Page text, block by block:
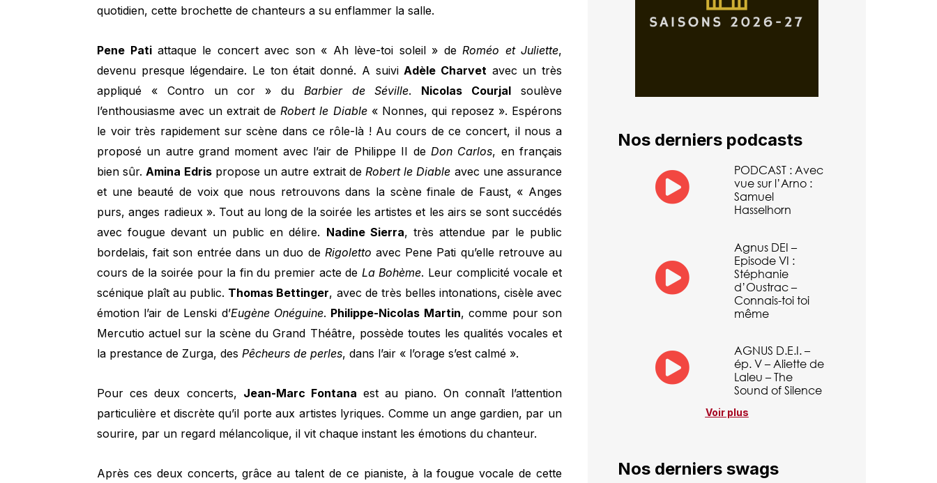
quotidien, cette brochette de chanteurs a su enflammer la salle.
Pene Patiattaque le concert avec son « Ah lève-toi soleil » deRoméo et Juliette,
devenu presque légendaire. Le ton était donné. A suiviAdèle Charvetavec un très
appliqué « Contro un cor » du Barbier de Séville. Nicolas Courjal soulève
l’enthousiasme avec un extrait deRobert le Diable« Nonnes, qui reposez ». Espérons
le voir très rapidement sur scène dans ce rôle-là ! Au cours de ce concert, il nous a
proposé un autre grand moment avec l’air de Philippe II de Don Carlos, en français
bien sûr.Amina Edrispropose un autre extrait de Robert le Diable avec une assurance
et une beauté de voix que nous retrouvons dans la scène finale de Faust, « Anges
purs, anges radieux ». Tout au long de la soirée les artistes et les airs se sont succédés
avec fougue devant un public en délire. Nadine Sierra, très attendue par le public
bordelais, fait son entrée dans un duo de Rigoletto avec Pene Pati qu’elle retrouve au
cours de la soirée pour la fin du premier acte de La Bohème. Leur complicité vocale et
scénique plaît au public. Thomas Bettinger, avec de très belles intonations, cisèle avec
émotion l’air de Lenski d’Eugène Onéguine. Philippe-Nicolas Martin, comme pour son
Mercutio actuel sur la scène du Grand Théâtre, possède toutes les qualités vocales et
la prestance de Zurga, desPêcheurs de perles, dans l’air « l’orage s’est calmé ».
Pour ces deux concerts, Jean-Marc Fontana est au piano. On connaît l’attention
particulière et discrète qu’il porte aux artistes lyriques. Comme un ange gardien, par un
sourire, par un regard mélancolique, il vit chaque instant les émotions du chanteur.
Après ces deux concerts, grâce au talent de ce pianiste, à la fougue vocale de cette
Nos derniers podcasts
PODCAST : Avec
vue sur l’Arno :
Samuel
Hasselhorn
Agnus DEI –
Episode VI :
Stéphanie
d’Oustrac –
Connais-toi toi
même
AGNUS D.E.I. –
ép. V – Aliette de
Laleu – The
Sound of Silence
Voir plus
Nos derniers swags